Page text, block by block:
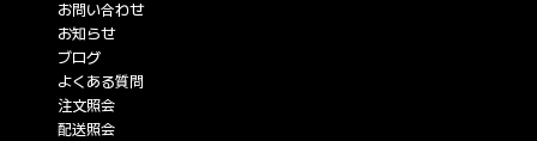
お問い合わせ
お知らせ
ブログ
よくある質問
注文照会
配送照会